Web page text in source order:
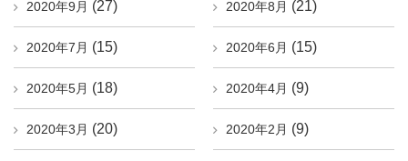
2020年9月 (27) 2020年8月 (21)
2020年7月 (15) 2020年6月 (15)
2020年5月 (18) 2020年4月 (9)
2020年3月 (20) 2020年2月 (9)